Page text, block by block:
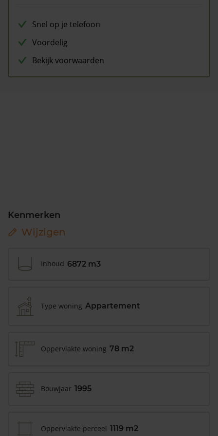
Snel op je telefoon
Voordelig
Bekijk voorwaarden
Kenmerken
Wijzigen
Inhoud 6872 m3
Type woning Appartement
Oppervlakte woning 78 m2
Bouwjaar 1995
Oppervlakte perceel 1119 m2